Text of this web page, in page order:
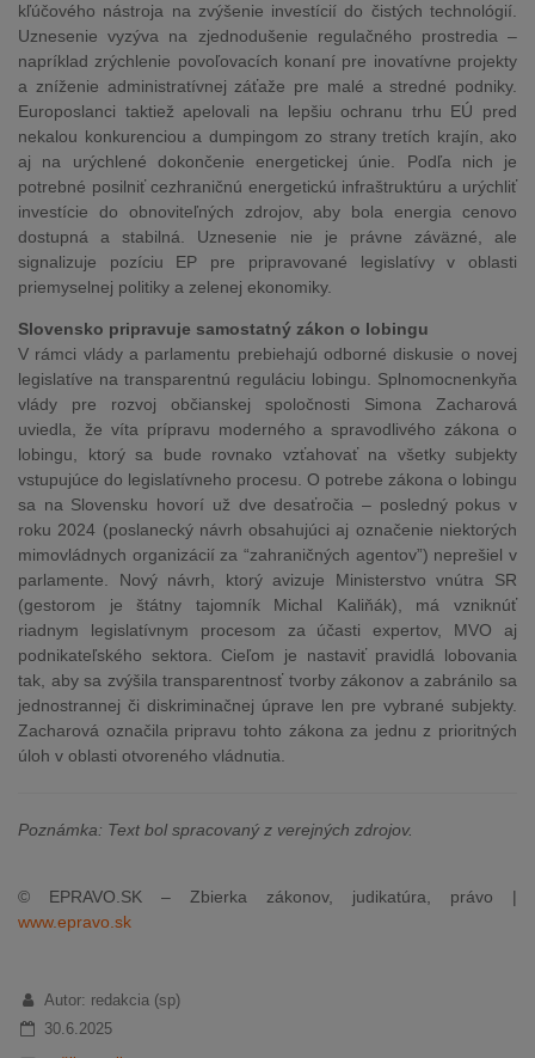
kľúčového nástroja na zvýšenie investícií do čistých technológií.
Uznesenie vyzýva na zjednodušenie regulačného prostredia –
napríklad zrýchlenie povoľovacích konaní pre inovatívne projekty
a zníženie administratívnej záťaže pre malé a stredné podniky.
Europoslanci taktiež apelovali na lepšiu ochranu trhu EÚ pred
nekalou konkurenciou a dumpingom zo strany tretích krajín, ako
aj na urýchlené dokončenie energetickej únie. Podľa nich je
potrebné posilniť cezhraničnú energetickú infraštruktúru a urýchliť
investície do obnoviteľných zdrojov, aby bola energia cenovo
dostupná a stabilná. Uznesenie nie je právne záväzné, ale
signalizuje pozíciu EP pre pripravované legislatívy v oblasti
priemyselnej politiky a zelenej ekonomiky.
Slovensko pripravuje samostatný zákon o lobingu
V rámci vlády a parlamentu prebiehajú odborné diskusie o novej
legislatíve na transparentnú reguláciu lobingu. Splnomocnenkyňa
vlády pre rozvoj občianskej spoločnosti Simona Zacharová
uviedla, že víta prípravu moderného a spravodlivého zákona o
lobingu, ktorý sa bude rovnako vzťahovať na všetky subjekty
vstupujúce do legislatívneho procesu. O potrebe zákona o lobingu
sa na Slovensku hovorí už dve desaťročia – posledný pokus v
roku 2024 (poslanecký návrh obsahujúci aj označenie niektorých
mimovládnych organizácií za “zahraničných agentov”) neprešiel v
parlamente. Nový návrh, ktorý avizuje Ministerstvo vnútra SR
(gestorom je štátny tajomník Michal Kaliňák), má vzniknúť
riadnym legislatívnym procesom za účasti expertov, MVO aj
podnikateľského sektora. Cieľom je nastaviť pravidlá lobovania
tak, aby sa zvýšila transparentnosť tvorby zákonov a zabránilo sa
jednostrannej či diskriminačnej úprave len pre vybrané subjekty.
Zacharová označila pripravu tohto zákona za jednu z prioritných
úloh v oblasti otvoreného vládnutia.
Poznámka: Text bol spracovaný z verejných zdrojov.
© EPRAVO.SK – Zbierka zákonov, judikatúra, právo |
www.epravo.sk
Autor: redakcia (sp)
30.6.2025